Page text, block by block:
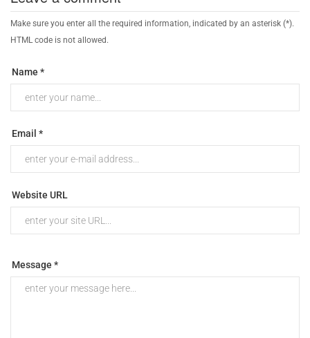
Make sure you enter all the required information, indicated by an asterisk (*).
HTML code is not allowed.
Name *
Email *
Website URL
Message *